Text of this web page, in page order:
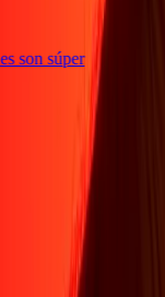
son súper
Blog